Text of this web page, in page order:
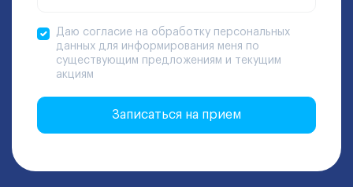
Даю согласие на обработку персональных
данных для информирования меня по
существующим предложениям и текущим
акциям
Записаться на прием